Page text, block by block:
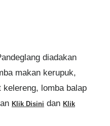
diadakan
makan kerupuk,
lomba balap
Klik Disini dan Klik